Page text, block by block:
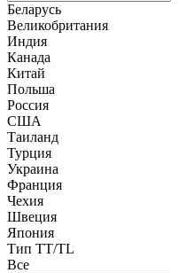
Беларусь
Великобритания
Индия
Канада
Китай
Польша
Россия
США
Таиланд
Турция
Украина
Франция
Чехия
Швеция
Япония
Тип TT/TL
Все